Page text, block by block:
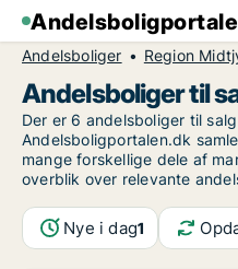
Andelsboliger Region
Andelsboliger til
Der er 6 andelsboliger til
Andelsboligportalen.dk
mange forskellige dele af
overblik over relevante
Nye i dag1